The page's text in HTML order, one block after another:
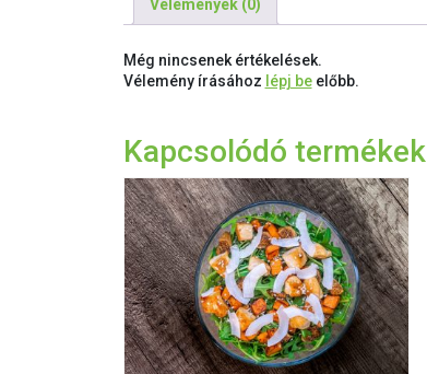
Vélemények (0)
Még nincsenek értékelések.
Vélemény írásához lépj beelőbb.
Kapcsolódó termékek